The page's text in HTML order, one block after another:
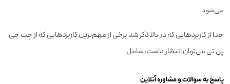
می‌شود.
جدا از کاربردهایی که در بالا ذکر شد برخی از مهم‌ترین کاربردهایی که از چت جی
پی تی می‌توان انتظار داشت، شامل:
پاسخ به سوالات و مشاوره آنلاین